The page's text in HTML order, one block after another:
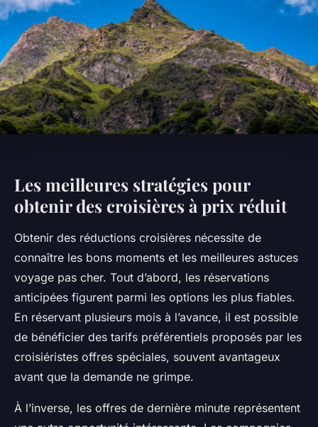
Les meilleures stratégies pour
obtenir des croisières à prix réduit
Obtenir des réductions croisières nécessite de
connaître les bons moments et les meilleures astuces
voyage pas cher. Tout d’abord, les réservations
anticipées figurent parmi les options les plus fiables.
En réservant plusieurs mois à l’avance, il est possible
de bénéficier des tarifs préférentiels proposés par les
croisiéristes offres spéciales, souvent avantageux
avant que la demande ne grimpe.
À l’inverse, les offres de dernière minute représentent